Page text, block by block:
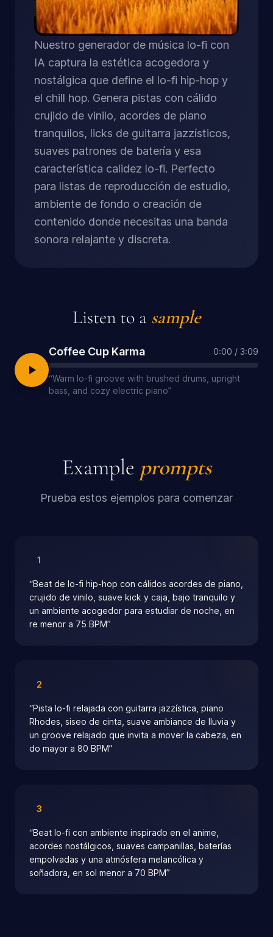
Nuestro generador de música lo-fi con
IA captura la estética acogedora y
nostálgica que define el lo-fi hip-hop y
el chill hop. Genera pistas con cálido
crujido de vinilo, acordes de piano
tranquilos, licks de guitarra jazzísticos,
suaves patrones de batería y esa
característica calidez lo-fi. Perfecto
para listas de reproducción de estudio,
ambiente de fondo o creación de
contenido donde necesitas una banda
sonora relajante y discreta.
Listen to a sample
Coffee Cup Karma 0:00 / 3:09
“Warm lo-fi groove with brushed drums, upright
bass, and cozy electric piano”
Example prompts
Prueba estos ejemplos para comenzar
1
“Beat de lo-fi hip-hop con cálidos acordes de piano,
crujido de vinilo, suave kick y caja, bajo tranquilo y
un ambiente acogedor para estudiar de noche, en
re menor a 75 BPM”
2
“Pista lo-fi relajada con guitarra jazzística, piano
Rhodes, siseo de cinta, suave ambiance de lluvia y
un groove relajado que invita a mover la cabeza, en
do mayor a 80 BPM”
3
“Beat lo-fi con ambiente inspirado en el anime,
acordes nostálgicos, suaves campanillas, baterías
empolvadas y una atmósfera melancólica y
soñadora, en sol menor a 70 BPM”